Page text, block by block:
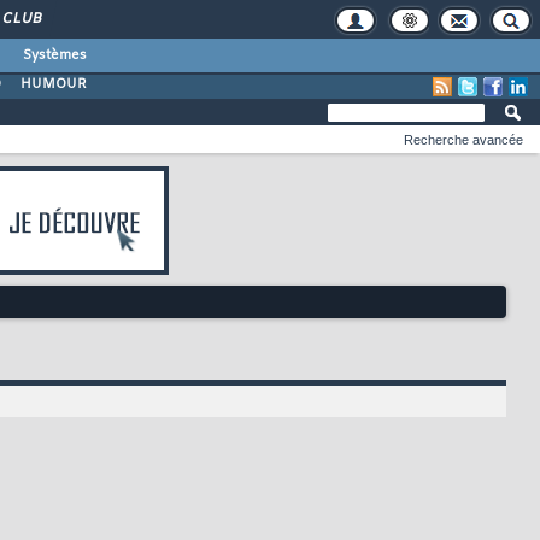
CLUB
Systèmes
HUMOUR
Recherche avancée